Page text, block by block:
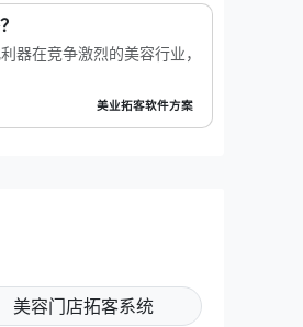
器在竞争激烈的美容行业，
美业拓客软件方案
美容门店拓客系统